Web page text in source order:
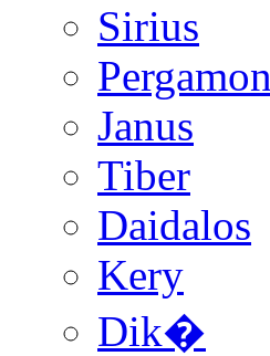
Sirius
Pergamon
Janus
Tiber
Daidalos
Kery
Dik�